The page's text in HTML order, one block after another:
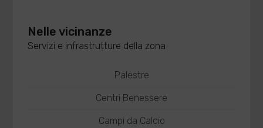
Nelle vicinanze
Servizi e infrastrutture della zona
Palestre
Centri Benessere
Campi da Calcio